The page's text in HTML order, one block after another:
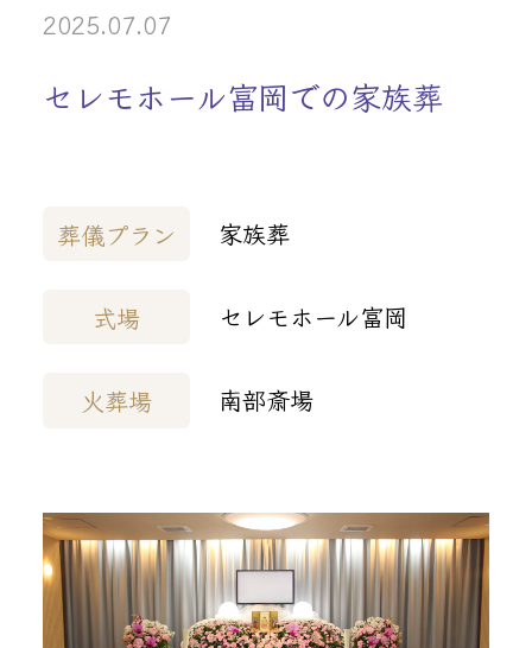
2025.07.07
セレモホール富岡での家族葬
葬儀プラン 家族葬
式場 セレモホール富岡
火葬場 南部斎場